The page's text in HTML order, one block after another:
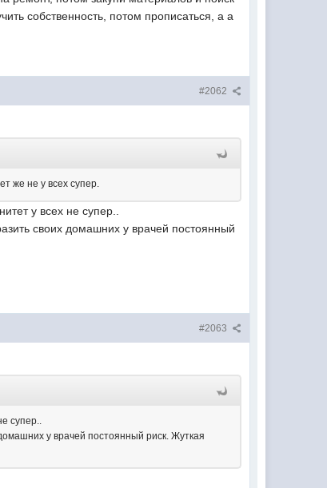
собственность, потом прописаться, а а
#2062
же не у всех супер.
у всех не супер..
своих домашних у врачей постоянный
#2063
супер..
у врачей постоянный риск. Жуткая